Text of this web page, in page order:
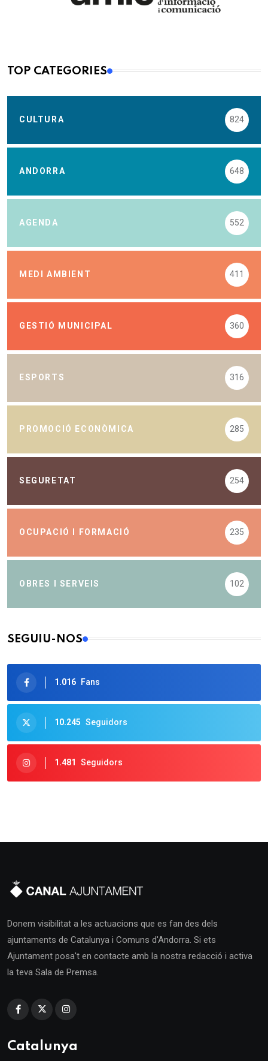
TOP CATEGORIES
CULTURA 824
ANDORRA 648
AGENDA 552
MEDI AMBIENT 411
GESTIÓ MUNICIPAL 360
ESPORTS 316
PROMOCIÓ ECONÒMICA 285
SEGURETAT 254
OCUPACIÓ I FORMACIÓ 235
OBRES I SERVEIS 102
SEGUIU-NOS
1.016 Fans
10.245 Seguidors
1.481 Seguidors
Donem visibilitat a les actuacions que es fan des dels
ajuntaments de Catalunya i Comuns d'Andorra. Si ets
Ajuntament posa't en contacte amb la nostra redacció i activa
la teva Sala de Premsa.
Catalunya